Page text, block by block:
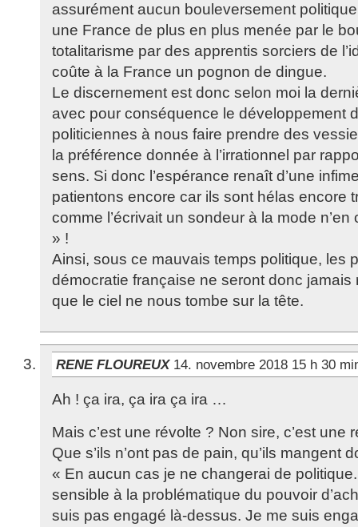
assurément aucun bouleversement
une France de plus en plus menée par le
totalitarisme par des apprentis sorciers de
coûte à la France un pognon de dingue.
Le discernement est donc selon moi la
avec pour conséquence le développement
politiciennes à nous faire prendre des
la préférence donnée à l’irrationnel par
sens. Si donc l’espérance renaît d’une
patientons encore car ils sont hélas encore
comme l’écrivait un sondeur à la mode
» !
Ainsi, sous ce mauvais temps politique, les
démocratie française ne seront donc jamais
que le ciel ne nous tombe sur la tête.
RENE FLOUREUX 14. novembre 2018 15 h 30
Ah ! ça ira, ça ira ça ira …
Mais c’est une révolte ? Non sire, c’est une
Que s’ils n’ont pas de pain, qu’ils mangent
« En aucun cas je ne changerai de
sensible à la problématique du pouvoir
suis pas engagé là-dessus. Je me suis